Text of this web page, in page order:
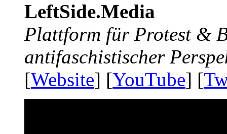
LeftSide.Media
Plattform für Protest &
antifaschistischer
[Website] [YouTube] [